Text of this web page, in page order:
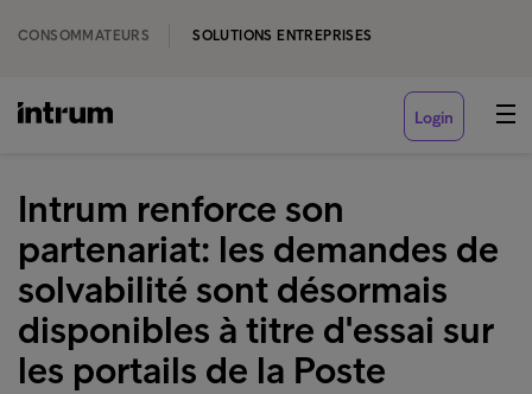
CONSOMMATEURS SOLUTIONS ENTREPRISES
Login
Intrum renforce son
partenariat: les demandes de
solvabilité sont désormais
disponibles à titre d'essai sur
les portails de la Poste